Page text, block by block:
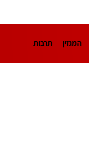
המגזין תרבות